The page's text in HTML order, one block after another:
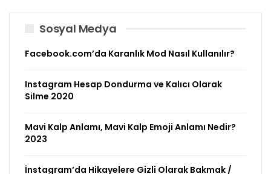
Sosyal Medya
Facebook.com’da Karanlık Mod Nasıl Kullanılır?
Instagram Hesap Dondurma ve Kalıcı Olarak
Silme 2020
Mavi Kalp Anlamı, Mavi Kalp Emoji Anlamı Nedir?
2023
İnstagram’da Hikayelere Gizli Olarak Bakmak /